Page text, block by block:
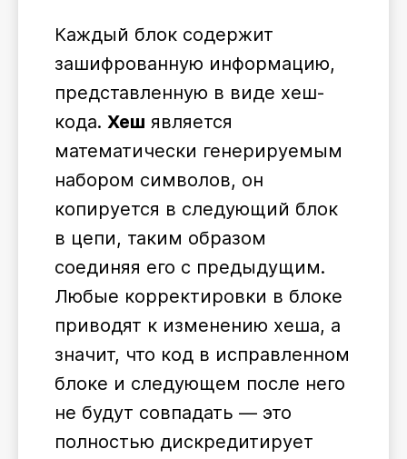
Каждый блок содержит
зашифрованную информацию,
представленную в виде хеш-
кода. Хеш является
математически генерируемым
набором символов, он
копируется в следующий блок
в цепи, таким образом
соединяя его с предыдущим.
Любые корректировки в блоке
приводят к изменению хеша, а
значит, что код в исправленном
блоке и следующем после него
не будут совпадать — это
полностью дискредитирует